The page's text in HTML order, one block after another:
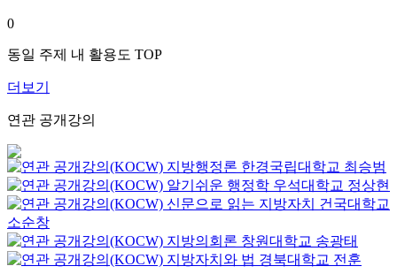
0
동일 주제 내 활용도 TOP
더보기
연관 공개강의
지방행정론 한경국립대학교 최승범
알기쉬운 행정학 우석대학교 정상현
신문으로 읽는 지방자치
건국대학교
소순창
지방의회론 창원대학교 송광태
지방자치와 법 경북대학교 전훈